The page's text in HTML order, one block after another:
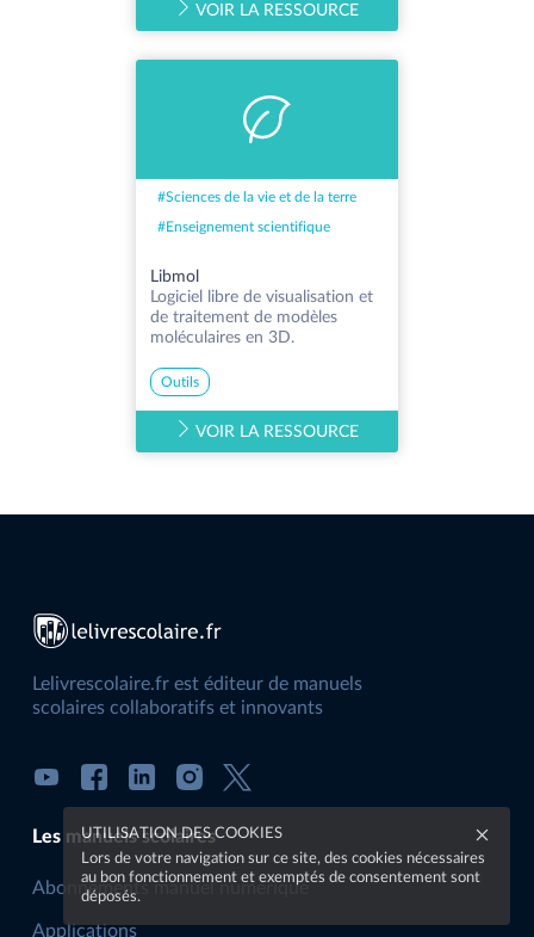
VOIR LA RESSOURCE
#Sciences de la vie et de la terre
#Enseignement scientifique
Libmol
Logiciel libre de visualisation et
de traitement de modèles
moléculaires en 3D.
Outils
VOIR LA RESSOURCE
Lelivrescolaire.fr est éditeur de manuels
scolaires collaboratifs et innovants
Les manuels scolaires
Abonnements manuel numérique
Applications
UTILISATION DES COOKIES
Lors de votre navigation sur ce site, des cookies nécessaires
au bon fonctionnement et exemptés de consentement sont
déposés.